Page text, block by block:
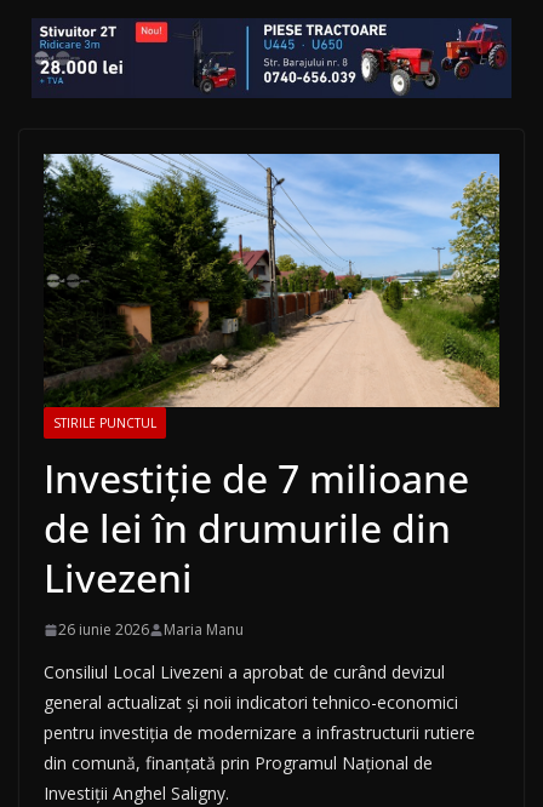
STIRILE PUNCTUL
Investiție de 7 milioane
de lei în drumurile din
Livezeni
26 iunie 2026 Maria Manu
Consiliul Local Livezeni a aprobat de curând devizul
general actualizat și noii indicatori tehnico-economici
pentru investiția de modernizare a infrastructurii rutiere
din comună, finanțată prin Programul Național de
Investiții Anghel Saligny.